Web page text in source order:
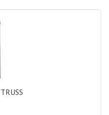
Vinyles
Mixage Intégrée